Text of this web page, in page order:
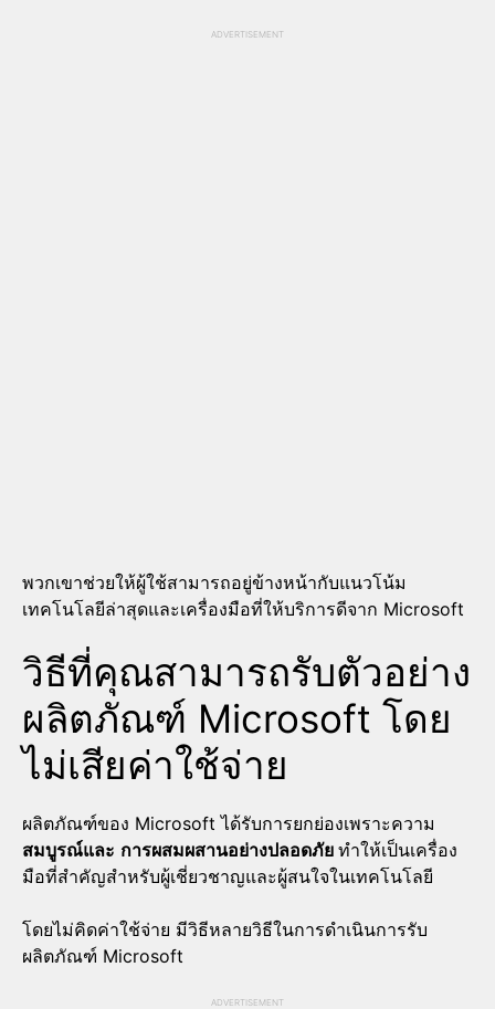
ADVERTISEMENT
พวกเขาช่วยให้ผู้ใช้สามารถอยู่ข้างหน้ากับแนวโน้ม
เทคโนโลยีล่าสุดและเครื่องมือที่ให้บริการดีจาก Microsoft
วิธีที่คุณสามารถรับตัวอย่าง
ผลิตภัณฑ์ Microsoft โดย
ไม่เสียค่าใช้จ่าย
ผลิตภัณฑ์ของ Microsoft ได้รับการยกย่องเพราะความ
สมบูรณ์และ การผสมผสานอย่างปลอดภัย ทำให้เป็นเครื่อง
มือที่สำคัญสำหรับผู้เชี่ยวชาญและผู้สนใจในเทคโนโลยี
โดยไม่คิดค่าใช้จ่าย มีวิธีหลายวิธีในการดำเนินการรับ
ผลิตภัณฑ์ Microsoft
ADVERTISEMENT